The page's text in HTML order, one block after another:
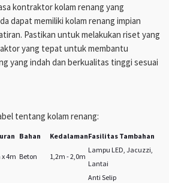
kontraktor kolam renang yang
dapat memiliki kolam renang impian
Pastikan untuk melakukan riset yang
yang tepat untuk membantu
yang indah dan berkualitas tinggi sesuai
tentang kolam renang:
Bahan KedalamanFasilitas Tambahan
x 4m Beton 1,2m - 2,0m
Lampu LED, Jacuzzi,
Lantai
Anti Selip